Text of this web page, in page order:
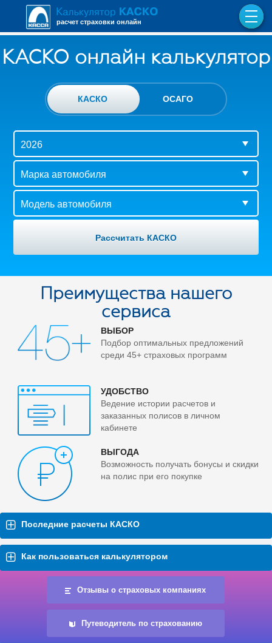
расчет страховки онлайн
КАСКО онлайн калькулятор
КАСКО ОСАГО
Преимущества нашего
сервиса
ВЫБОР
Подбор оптимальных предложений
среди 45+ страховых программ
УДОБСТВО
Ведение истории расчетов и
заказанных полисов в личном
кабинете
ВЫГОДА
Возможность получать бонусы и скидки
на полис при его покупке
Последние расчеты КАСКО
Как пользоваться калькулятором
Отзывы о страховых компаниях
Путеводитель по страхованию